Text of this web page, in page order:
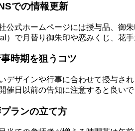
での情報更新
公式ホームページには授与品、御
）で月替り御朱印や恋みくじ、花
時期を狙うコツ
デザインや行事に合わせて授与さ
催日以前の告知に注意すると良いで
ランの立て方